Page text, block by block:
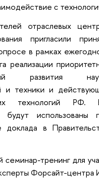
с
отраслевых
пригласили
в рамках
реализации
развития
и техники и
технологий РФ.
будут использованы
доклада в
семинар-тренинг для
Форсайт-центра